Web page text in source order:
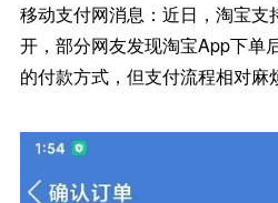
移动支付网消息：近日，淘宝支
开，部分网友发现淘宝App下单
的付款方式，但支付流程相对麻